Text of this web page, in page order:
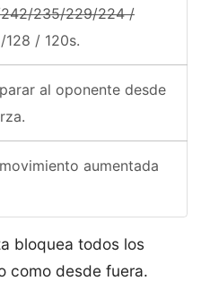
235/229/224 /
128 / 120s.
al oponente desde
aumentada
bloquea todos los
como desde fuera.